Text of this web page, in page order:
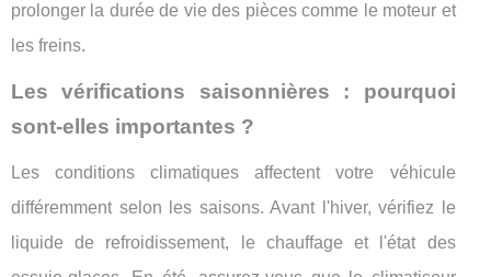
prolonger la durée de vie des pièces comme le moteur et
les freins.
Les vérifications saisonnières : pourquoi
sont-elles importantes ?
Les conditions climatiques affectent votre véhicule
différemment selon les saisons. Avant l'hiver, vérifiez le
liquide de refroidissement, le chauffage et l'état des